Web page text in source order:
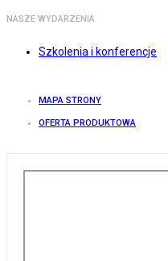
NASZE WYDARZENIA
Szkolenia i konferencje
MAPA STRONY
OFERTA PRODUKTOWA